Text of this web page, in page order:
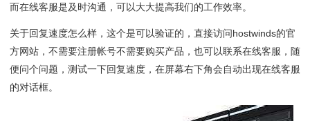
而在线客服是及时沟通，可以大大提高我们的工作效率。
关于回复速度怎么样，这个是可以验证的，直接访问hostwinds的官
方网站，不需要注册帐号不需要购买产品，也可以联系在线客服，随
便问个问题，测试一下回复速度，在屏幕右下角会自动出现在线客服
的对话框。